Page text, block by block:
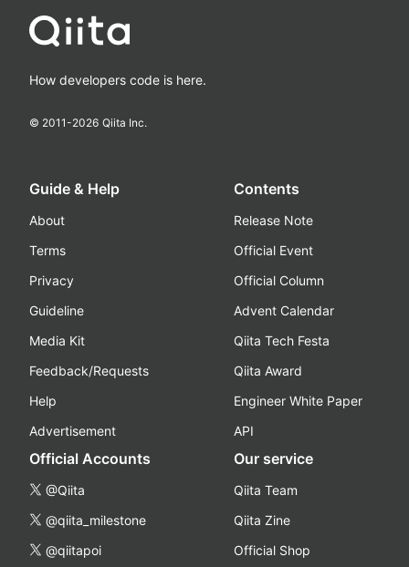
How developers code is here.
© 2011-2026 Qiita Inc.
Guide & Help
About
Terms
Privacy
Guideline
Media Kit
Feedback/Requests
Help
Advertisement
Contents
Release Note
Official Event
Official Column
Advent Calendar
Qiita Tech Festa
Qiita Award
Engineer White Paper
API
Official Accounts
@Qiita
@qiita_milestone
@qiitapoi
Our service
Qiita Team
Qiita Zine
Official Shop